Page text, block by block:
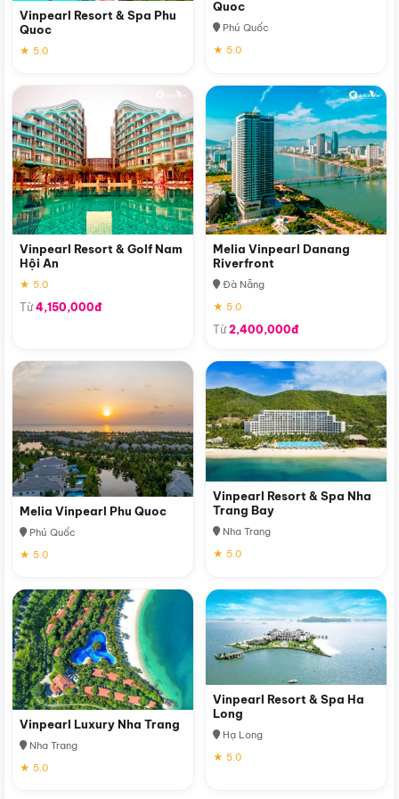
Vinpearl Resort & Spa Phu
Quoc
★ 5.0
Quoc
Phú Quốc
★ 5.0
Vinpearl Resort & Golf Nam
Hội An
★ 5.0
Từ4,150,000đ
Melia Vinpearl Danang
Riverfront
Đà Nẵng
★ 5.0
Từ2,400,000đ
Melia Vinpearl Phu Quoc
Phú Quốc
★ 5.0
Vinpearl Resort & Spa Nha
Trang Bay
Nha Trang
★ 5.0
Vinpearl Luxury Nha Trang
Nha Trang
★ 5.0
Vinpearl Resort & Spa Ha
Long
Hạ Long
★ 5.0